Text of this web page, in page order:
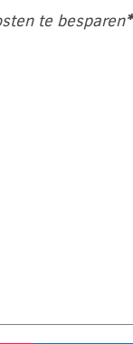
te besparen*